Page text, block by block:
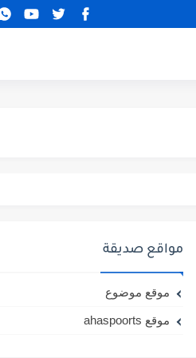
مواقع صديقة
موقع موضوع
موقع ahaspoorts